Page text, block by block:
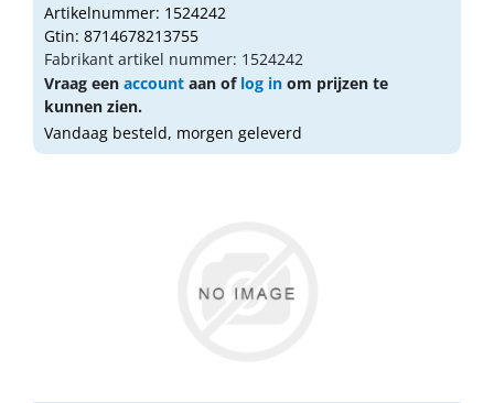
Artikelnummer: 1524242
Gtin: 8714678213755
Fabrikant artikel nummer: 1524242
Vraag een account aan of log in om prijzen te
kunnen zien.
Vandaag besteld, morgen geleverd